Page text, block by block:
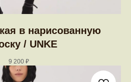
в нарисованную
/ UNKE
9 200 ₽